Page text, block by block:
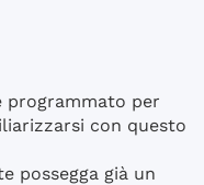
programmato per
con questo
possegga già un